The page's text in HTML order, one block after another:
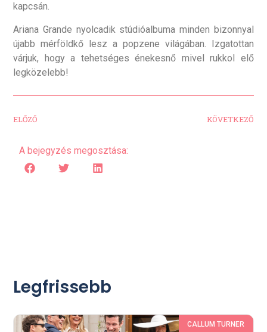
kapcsán.
Ariana Grande nyolcadik stúdióalbuma minden bizonnyal
újabb mérföldkő lesz a popzene világában. Izgatottan
várjuk, hogy a tehetséges énekesnő mivel rukkol elő
legközelebb!
ELŐZŐ KÖVETKEZŐ
A bejegyzés megosztása:
Legfrissebb
CALLUM TURNER